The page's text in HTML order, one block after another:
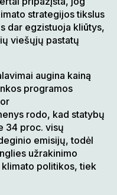
strategijos tikslus
dar egzistuoja kliūtys,
viešųjų pastatų
augina kainą
programos
rodo, kad statybų
34 proc. visų
emisijų, todėl
užrakinimo
klimato politikos, tiek